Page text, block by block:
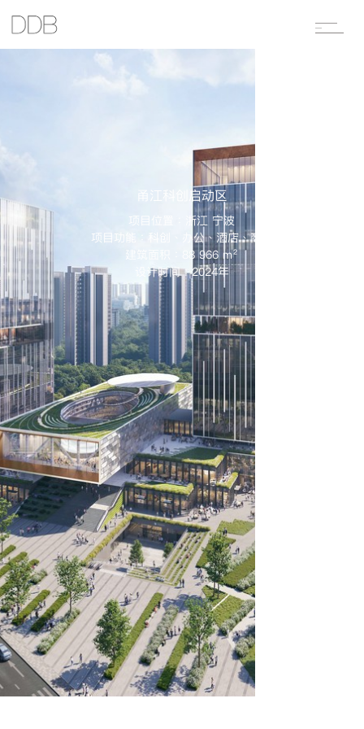
甬江科创启动区
项目位置：浙江 宁波
项目功能：科创、办公、酒店、商业
建筑面积：88 966 m²
设计时间：2024年